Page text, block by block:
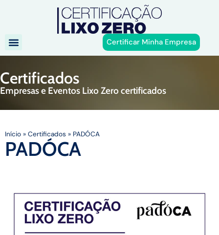
Certificar Minha Empresa
Certificados
Empresas e Eventos Lixo Zero certificados
Início » Certificados » PADÓCA
PADÓCA